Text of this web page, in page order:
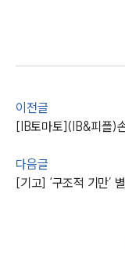
이전글
[IB토마토](IB&피플)
다음글
[기고] ‘구조적 기만’